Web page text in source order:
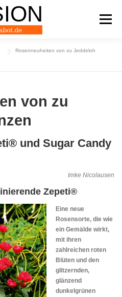
Menü
2022
Rosenneuheiten von zu Jeddeloh
von zu
und Sugar Candy
Imke Nicolausen
Zepeti®
Eine neue
Rosensorte, die wie
ein Gemälde wirkt,
mit ihren
zahlreichen roten
Blüten und den
glitzernden,
glänzend
dunkelgrünen